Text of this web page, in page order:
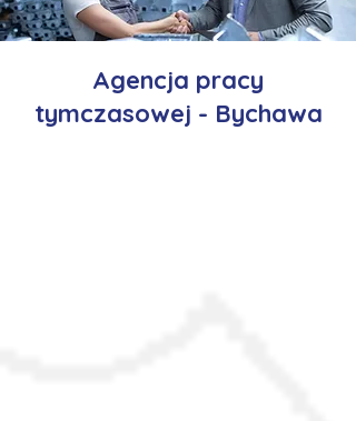
Agencja pracy
tymczasowej - Bychawa